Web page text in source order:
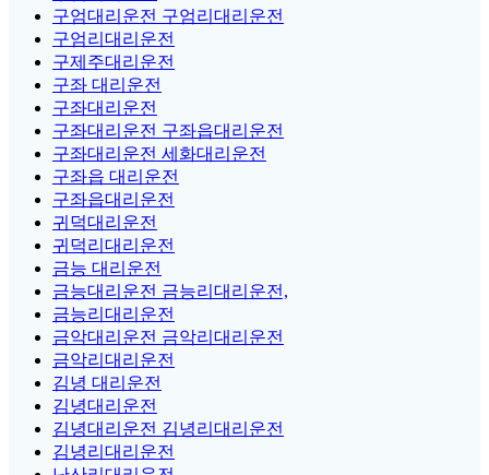
구엄대리운전 구엄리대리운전
구엄리대리운전
구제주대리운전
구좌 대리운전
구좌대리운전
구좌대리운전 구좌읍대리운전
구좌대리운전 세화대리운전
구좌읍 대리운전
구좌읍대리운전
귀덕대리운전
귀덕리대리운전
금능 대리운전
금능대리운전 금능리대리운전,
금능리대리운전
금악대리운전 금악리대리운전
금악리대리운전
김녕 대리운전
김녕대리운전
김녕대리운전 김녕리대리운전
김녕리대리운전